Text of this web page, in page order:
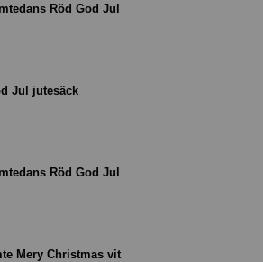
Röd God Jul
Jul jutesäck
Röd God Jul
Mery Christmas vit